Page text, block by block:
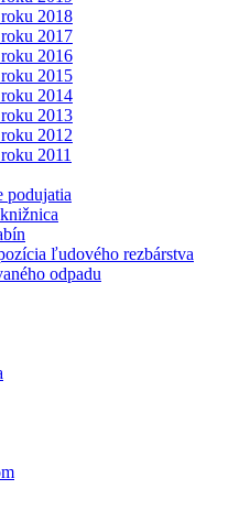
2018
2017
2016
2015
2014
2013
2012
2011
podujatia
ľudového rezbárstva
odpadu